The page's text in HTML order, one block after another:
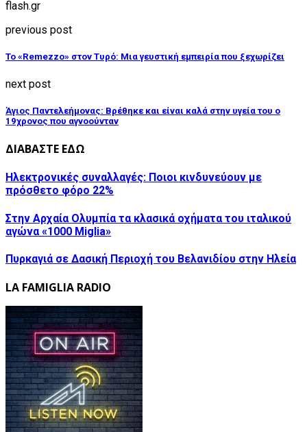
flash.gr
previous post
Το «Remezzo» στον Τυρό: Μια γευστική εμπειρία που ξεχωρίζει
next post
Άγιος Παντελεήμονας: Βρέθηκε και είναι καλά στην υγεία του ο
19χρονος που αγνοούνταν
ΔΙΑΒΑΣΤΕ ΕΔΩ
Ηλεκτρονικές συναλλαγές: Ποιοι κινδυνεύουν με
πρόσθετο φόρο 22%
Στην Αρχαία Ολυμπία τα κλασικά οχήματα του ιταλικού
αγώνα «1000 Miglia»
Πυρκαγιά σε Δασική Περιοχή του Βελανιδίου στην Ηλεία
LA FAMIGLIA RADIO